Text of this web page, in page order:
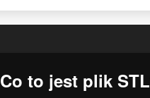
Co to jest plik